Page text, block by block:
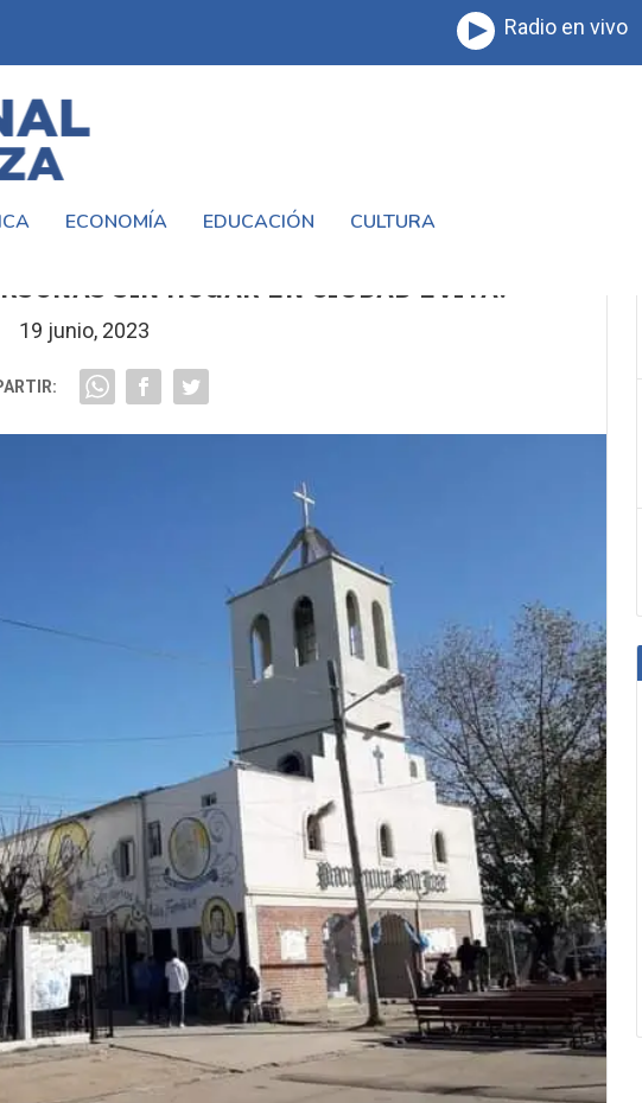
Radio en vivo
ECONOMÍA EDUCACIÓN CULTURA
SIN HOGAR EN CIUDAD EVITA.
19 junio, 2023